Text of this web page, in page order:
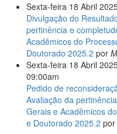
Sexta-feira 18 Abril
Divulgação do
pertinência e
Acadêmicos do
Doutorado 2025.2 por
Sexta-feira 18 Abril
09:00am
Pedido de
Avaliação da
Gerais e Acadêmicos
e Doutorado 2025.2 por